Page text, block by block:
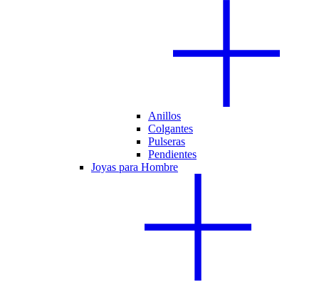
Anillos
Colgantes
Pulseras
Pendientes
Joyas para Hombre